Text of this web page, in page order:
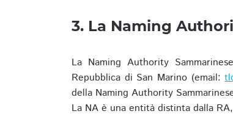
3. La Naming
La Naming Authority
Repubblica di San Marino (email:
della Naming Authority
La NA è una entità distinta dalla